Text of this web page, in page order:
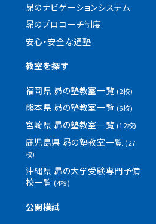
昴のナビゲーションシステム
昴のプロコーチ制度
安心・安全な通塾
教室を探す
福岡県 昴の塾教室一覧 (2校)
熊本県 昴の塾教室一覧 (6校)
宮崎県 昴の塾教室一覧 (12校)
鹿児島県 昴の塾教室一覧(27
校)
沖縄県 昴の大学受験専門予備
校一覧 (4校)
公開模試